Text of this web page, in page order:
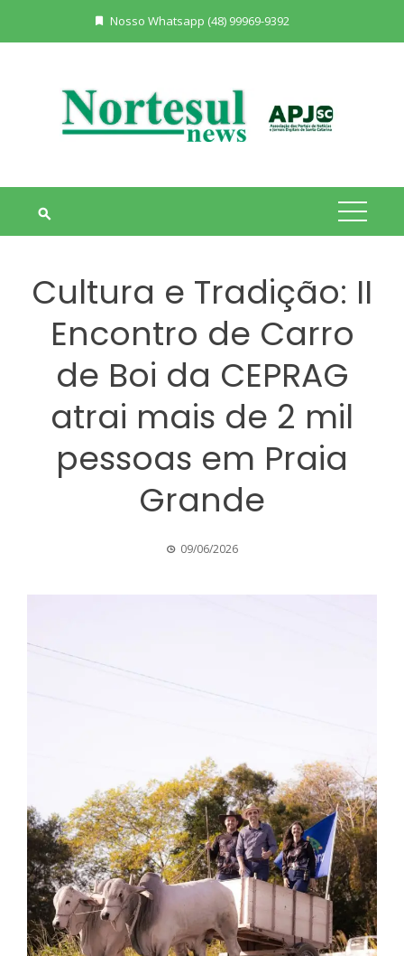
Nosso Whatsapp (48) 99969-9392
Cultura e Tradição: II
Encontro de Carro
de Boi da CEPRAG
atrai mais de 2 mil
pessoas em Praia
Grande
09/06/2026